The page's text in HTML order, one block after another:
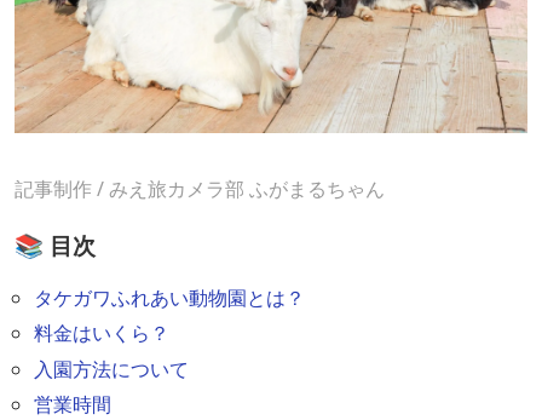
記事制作 / みえ旅カメラ部 ふがまるちゃん
📚 目次
タケガワふれあい動物園とは？
料金はいくら？
入園方法について
営業時間